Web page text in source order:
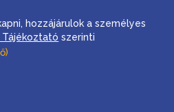
hozzájárulok a személyes
szerinti